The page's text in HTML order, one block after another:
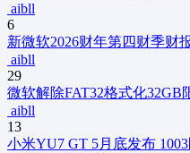
aibll
6
新微软2026财年第四财季财
aibll
29
微软解除FAT32格式化32GB
aibll
13
小米YU7 GT 5月底发布